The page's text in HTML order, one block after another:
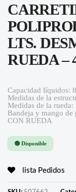
LTS.
RUEDA –
Capacidad líquidos:
Medidas de la
Medidas de la rueda:
Bandeja y mango de
CON RUEDA
🟢 Disponible
lista Pedidos